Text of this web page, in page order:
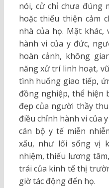
nói, cử chỉ chưa đúng
hoặc thiếu thiện cảm
nhà của họ. Mặt
hành vi của y đức,
hoàn cảnh, không
năng xử trí linh hoạt,
tình huống giao tiếp,
đồng nghiệp, thể hiện
đẹp của người thầy
điều chỉnh hành vi của
cán bộ y tế miễn
xấu, như lối sống vị
nhiệm, thiếu lương
trái của kinh tế thị
giờ tác động đến họ.